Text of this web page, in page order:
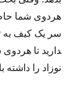
هردوی شما
دارید تا
نوزاد را داشته